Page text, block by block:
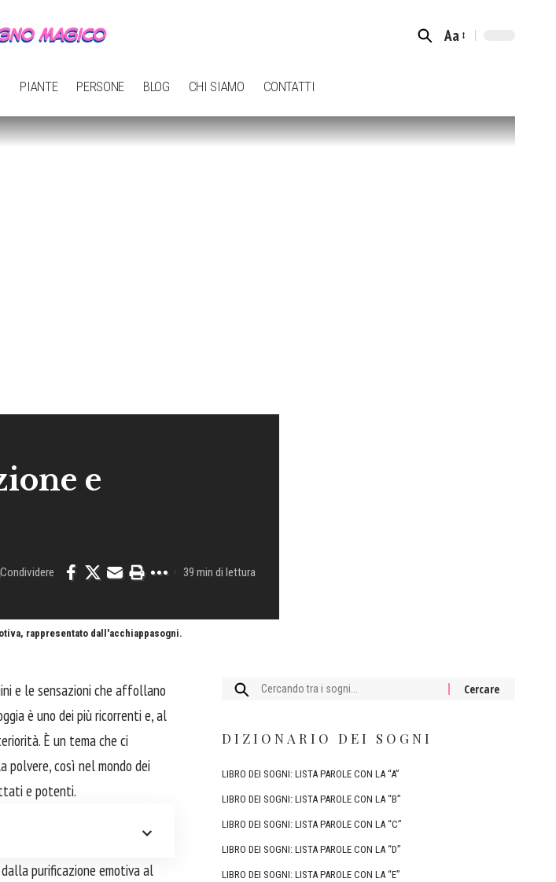
Font
Aa
PIANTE PERSONE BLOG CHI SIAMO CONTATTI
e
Condividere 39 min di lettura
rappresentato dall'acchiappasogni.
e le sensazioni che affollano
è uno dei più ricorrenti e, al
È un tema che ci
polvere, così nel mondo dei
e potenti.
purificazione emotiva al
Cercare:
DIZIONARIO DEI SOGNI
LIBRO DEI SOGNI: LISTA PAROLE CON LA “A”
LIBRO DEI SOGNI: LISTA PAROLE CON LA “B”
LIBRO DEI SOGNI: LISTA PAROLE CON LA “C”
LIBRO DEI SOGNI: LISTA PAROLE CON LA “D”
LIBRO DEI SOGNI: LISTA PAROLE CON LA “E”